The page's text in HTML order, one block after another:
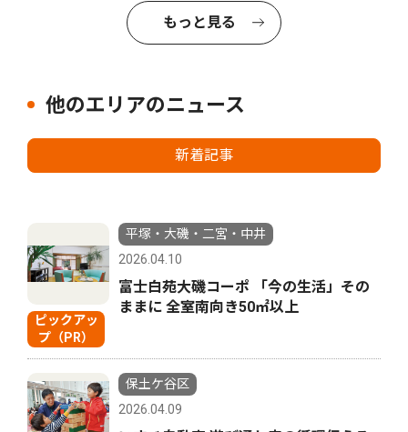
もっと見る
他のエリアのニュース
新着記事
ピックアッ
プ（PR）
平塚・大磯・二宮・中井
2026.04.10
富士白苑大磯コーポ 「今の生活」その
ままに 全室南向き50㎡以上
保土ケ谷区
2026.04.09